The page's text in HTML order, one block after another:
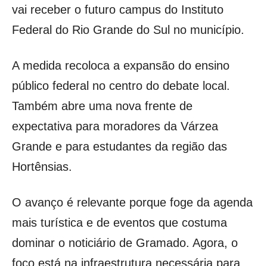
vai receber o futuro campus do Instituto
Federal do Rio Grande do Sul no município.
A medida recoloca a expansão do ensino
público federal no centro do debate local.
Também abre uma nova frente de
expectativa para moradores da Várzea
Grande e para estudantes da região das
Hortênsias.
O avanço é relevante porque foge da agenda
mais turística e de eventos que costuma
dominar o noticiário de Gramado. Agora, o
foco está na infraestrutura necessária para